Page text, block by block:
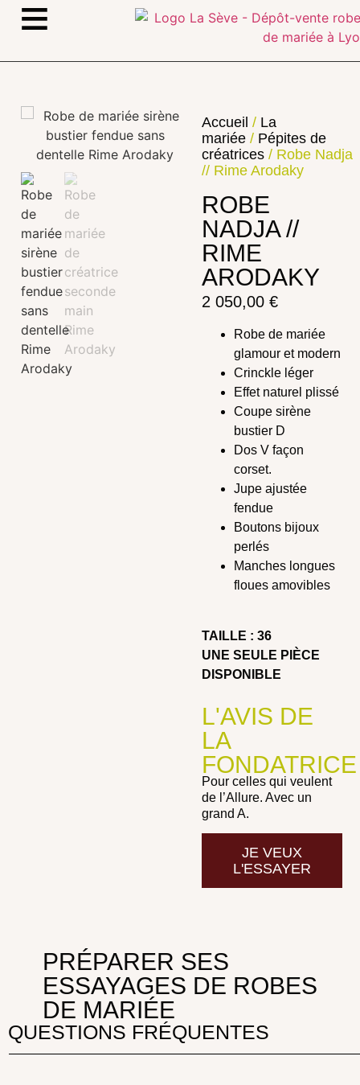
≡
Accueil / La
mariée/ Pépites de
créatrices/ Robe Nadja
// Rime Arodaky
ROBE
NADJA //
RIME
ARODAKY
2 050,00 €
Robe de mariée
glamour et modern
Crinckle léger
Effet naturel plissé
Coupe sirène
bustier D
Dos V façon
corset.
Jupe ajustée
fendue
Boutons bijoux
perlés
Manches longues
floues amovibles
TAILLE : 36
UNE SEULE PIÈCE
DISPONIBLE
L'AVIS DE
LA
FONDATRICE
Pour celles qui veulent
de l’Allure. Avec un
grand A.
JE VEUX
L'ESSAYER
PRÉPARER SES
ESSAYAGES DE ROBES
DE MARIÉE
QUESTIONS FRÉQUENTES